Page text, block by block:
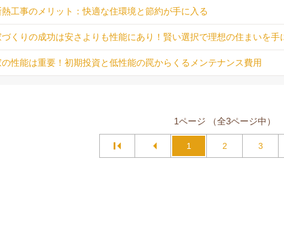
熱工事のメリット：快適な住環境と節約が手に入る
づくりの成功は安さよりも性能にあり！賢い選択で理想の住まいを手
の性能は重要！初期投資と低性能の罠からくるメンテナンス費用
1ページ （全3ページ中）
1 2 3